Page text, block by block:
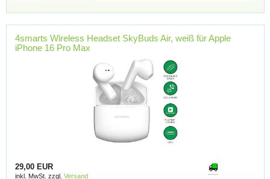
4smarts Wireless Headset SkyBuds Air, weiß für Apple
iPhone 16 Pro Max
29,00 EUR
inkl. MwSt. zzgl. Versand